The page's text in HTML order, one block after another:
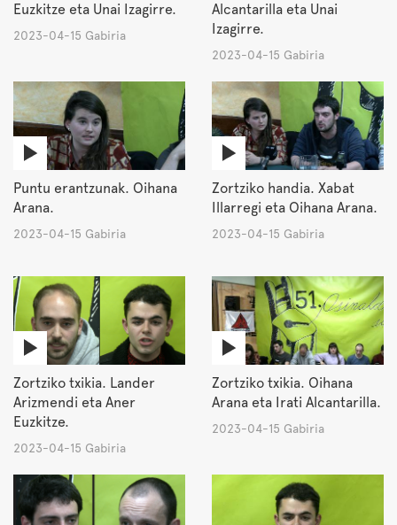
Euzkitze eta Unai Izagirre.
2023-04-15 Gabiria
Alcantarilla eta Unai
Izagirre.
2023-04-15 Gabiria
Puntu erantzunak. Oihana
Arana.
2023-04-15 Gabiria
Zortziko handia. Xabat
Illarregi eta Oihana Arana.
2023-04-15 Gabiria
Zortziko txikia. Lander
Arizmendi eta Aner
Euzkitze.
2023-04-15 Gabiria
Zortziko txikia. Oihana
Arana eta Irati Alcantarilla.
2023-04-15 Gabiria